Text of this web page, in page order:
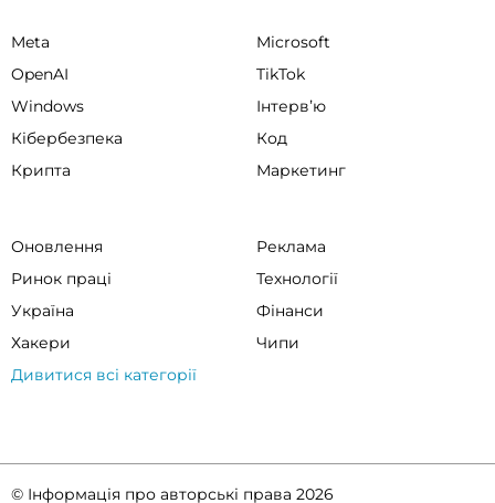
Meta
Microsoft
OpenAI
TikTok
Windows
Інтервʼю
Кібербезпека
Код
Крипта
Маркетинг
Оновлення
Реклама
Ринок праці
Технології
Україна
Фінанси
Хакери
Чипи
Дивитися всі категорії
© Інформація про авторські права 2026